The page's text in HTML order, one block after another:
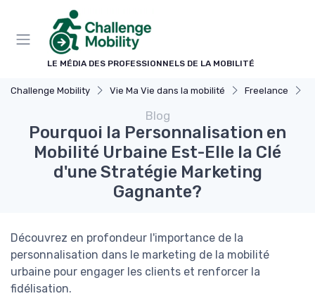
LE MÉDIA DES PROFESSIONNELS DE LA MOBILITÉ
Challenge Mobility Vie Ma Vie dans la mobilité Freelance
Blog
Pourquoi la Personnalisation en
Mobilité Urbaine Est-Elle la Clé
d'une Stratégie Marketing
Gagnante?
Découvrez en profondeur l'importance de la
personnalisation dans le marketing de la mobilité
urbaine pour engager les clients et renforcer la
fidélisation.
Panneau de gestion des cookies